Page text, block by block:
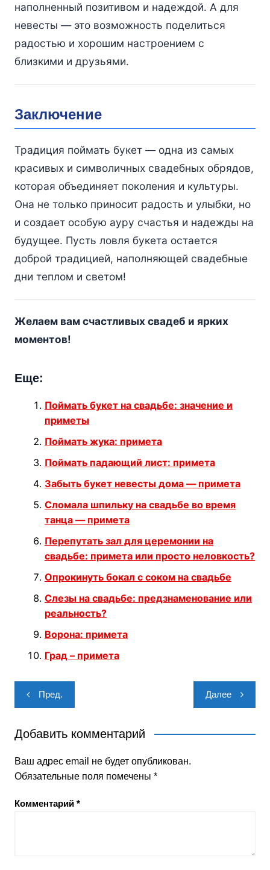
наполненный позитивом и надеждой. А для
невесты — это возможность поделиться
радостью и хорошим настроением с
близкими и друзьями.
Заключение
Традиция поймать букет — одна из самых
красивых и символичных свадебных обрядов,
которая объединяет поколения и культуры.
Она не только приносит радость и улыбки, но
и создает особую ауру счастья и надежды на
будущее. Пусть ловля букета остается
доброй традицией, наполняющей свадебные
дни теплом и светом!
Желаем вам счастливых свадеб и ярких
моментов!
Еще:
Поймать букет на свадьбе: значение и
приметы
Поймать жука: примета
Поймать падающий лист: примета
Забыть букет невесты дома — примета
Сломала шпильку на свадьбе во время
танца — примета
Перепутать зал для церемонии на
свадьбе: примета или просто неловкость?
Опрокинуть бокал с соком на свадьбе
Слезы на свадьбе: предзнаменование или
реальность?
Ворона: примета
Град – примета
Навигация
по
записям
Пред. Далее
Добавить комментарий
Ваш адрес email не будет опубликован.
Обязательные поля помечены *
Комментарий *